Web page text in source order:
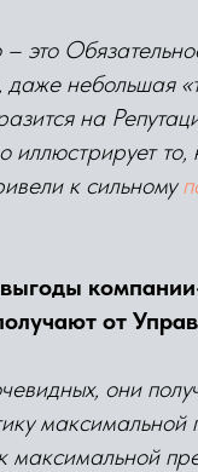
– это
даже небольшая
на
иллюстрирует
к сильному
от
они
максимальной
максимальной